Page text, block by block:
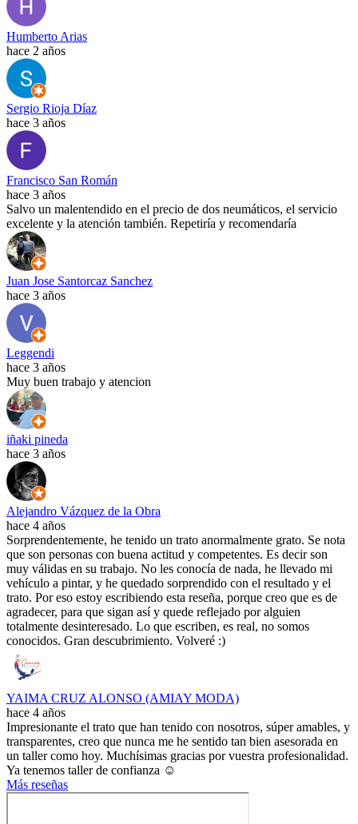
Humberto Arias
hace 2 años
Sergio Rioja Díaz
hace 3 años
Francisco San Román
hace 3 años
Salvo un malentendido en el precio de dos neumáticos, el servicio
excelente y la atención también. Repetiría y recomendaría
Juan Jose Santorcaz Sanchez
hace 3 años
Leggendi
hace 3 años
Muy buen trabajo y atencion
iñaki pineda
hace 3 años
Alejandro Vázquez de la Obra
hace 4 años
Sorprendentemente, he tenido un trato anormalmente grato. Se nota
que son personas con buena actitud y competentes. Es decir son
muy válidas en su trabajo. No les conocía de nada, he llevado mi
vehículo a pintar, y he quedado sorprendido con el resultado y el
trato. Por eso estoy escribiendo esta reseña, porque creo que es de
agradecer, para que sigan así y quede reflejado por alguien
totalmente desinteresado. Lo que escriben, es real, no somos
conocidos. Gran descubrimiento. Volveré :)
YAIMA CRUZ ALONSO (AMIAY MODA)
hace 4 años
Impresionante el trato que han tenido con nosotros, súper amables, y
transparentes, creo que nunca me he sentido tan bien asesorada en
un taller como hoy. Muchísimas gracias por vuestra profesionalidad.
Ya tenemos taller de confianza ☺️
Más reseñas